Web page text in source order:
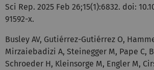
Sci Rep. 2025 Feb 26;15(1):6832. doi:
91592-x.
Busley AV, Gutiérrez-Gutiérrez O,
Mirzaiebadizi A, Steinegger M, Pape C,
Schroeder H, Kleinsorge M, Engler M,